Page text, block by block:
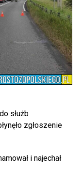
służb
zgłoszenie
i najechał